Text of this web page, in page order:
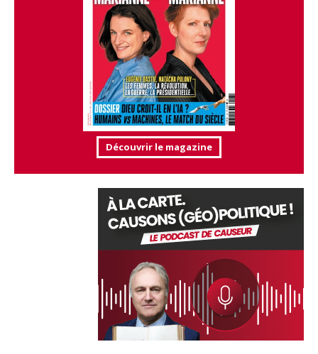
Découvrir le magazine